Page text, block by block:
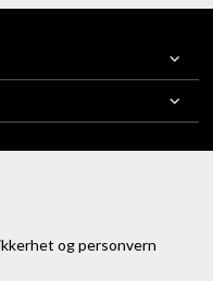
og personvern